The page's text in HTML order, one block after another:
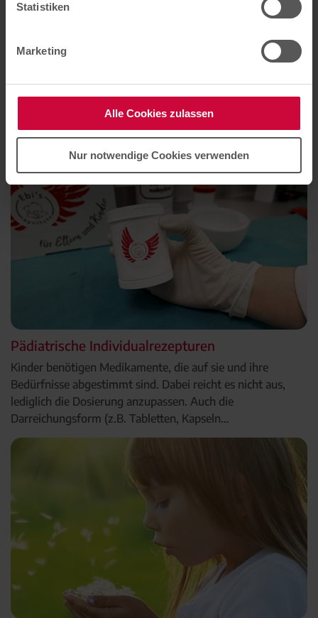
Statistiken
Marketing
Alle Cookies zulassen
Nur notwendige Cookies verwenden
In unserer Eltern Kind Apotheke geht es uns vor allem um
eins: Vertrauen von Anfang an. Vom Kinderwunsch, über
die Stillzeit und das Kleinkindalter bis hin zur Pubertät.
Pädiatrische Individualrezepturen
Kinder benötigen Medikamente, die auf sie und ihre
Bedürfnisse abgestimmt sind. Dabei reicht es nicht aus,
lediglich die Dosierung anzupassen. Auch die
Darreichungsform (z.B. Tabletten, Kapseln…